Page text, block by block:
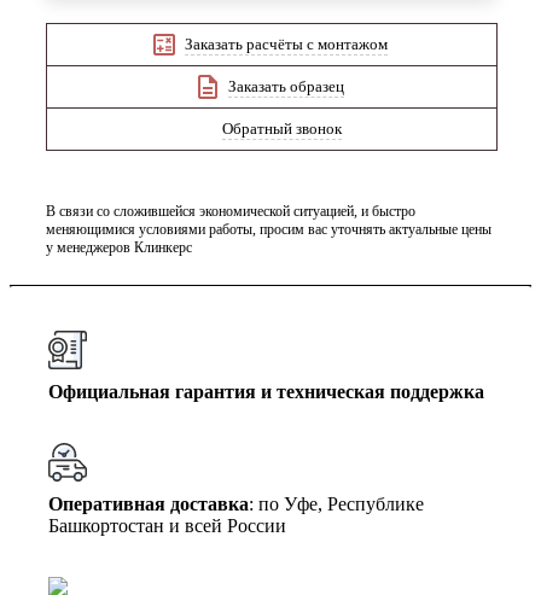
Заказать расчёты с монтажом
Заказать образец
Обратный звонок
В связи со сложившейся экономической ситуацией, и быстро
меняющимися условиями работы, просим вас уточнять актуальные цены
у менеджеров Клинкерс
Официальная гарантия и техническая поддержка
Оперативная доставка: по Уфе, Республике
Башкортостан и всей России